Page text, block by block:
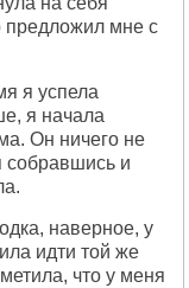
предложил мне с
я успела
я начала
Он ничего не
собравшись и
наверное, у
идти той же
что у меня